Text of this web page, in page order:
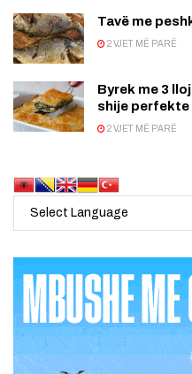
Tavë me
2 VJET MË PARË
Byrek me 3
shije perfekte
2 VJET MË PARË